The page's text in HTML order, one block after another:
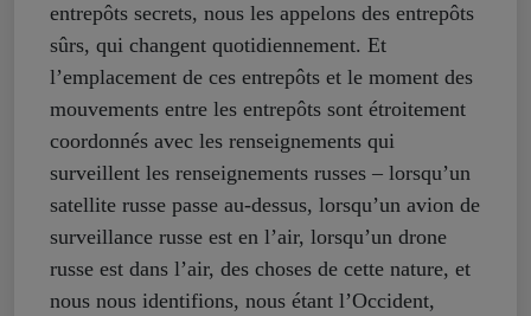
entrepôts secrets, nous les appelons des entrepôts
sûrs, qui changent quotidiennement. Et
l’emplacement de ces entrepôts et le moment des
mouvements entre les entrepôts sont étroitement
coordonnés avec les renseignements qui
surveillent les renseignements russes – lorsqu’un
satellite russe passe au-dessus, lorsqu’un avion de
surveillance russe est en l’air, lorsqu’un drone
russe est dans l’air, des choses de cette nature, et
nous nous identifions, nous étant l’Occident,